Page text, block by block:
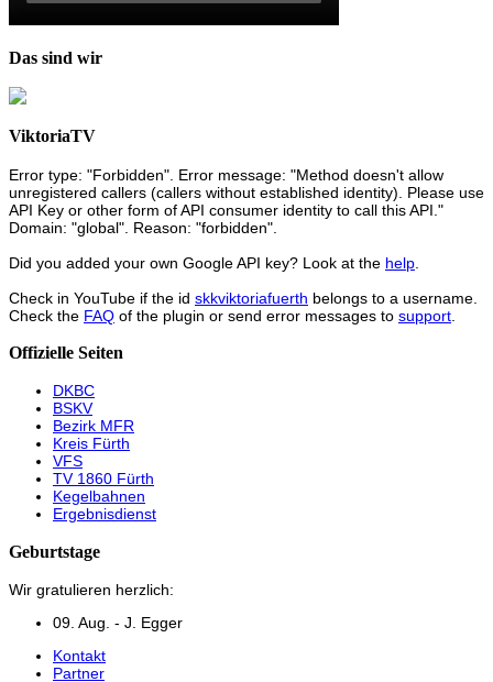
Das sind wir
ViktoriaTV
Error type: "Forbidden". Error message: "Method doesn't allow
unregistered callers (callers without established identity). Please use
API Key or other form of API consumer identity to call this API."
Domain: "global". Reason: "forbidden".
Did you added your own Google API key? Look at the help
Check in YouTube if the id skkviktoriafuerth belongs to a username.
Check the FAQ of the plugin or send error messages to support
Offizielle Seiten
DKBC
BSKV
Bezirk MFR
Kreis Fürth
VFS
TV 1860 Fürth
Kegelbahnen
Ergebnisdienst
Geburtstage
Wir gratulieren herzlich:
09. Aug. - J. Egger
Kontakt
Partner